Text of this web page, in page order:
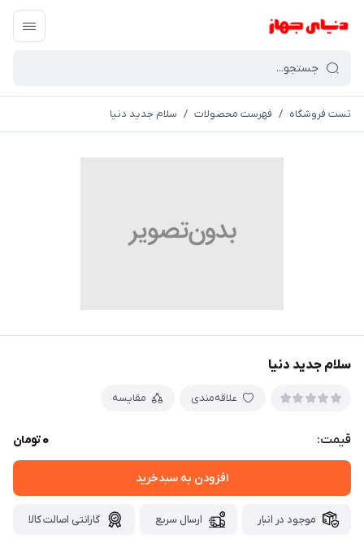
تست فروشگاه / فهرست محصولات / سلام جدید دنیا
سلام جدید دنیا
علاقه‌مندی مقایسه
قیمت: 0تومان
افزودن به سبدخرید
موجود در انبار ارسال سریع گارانتی اصالت کالا